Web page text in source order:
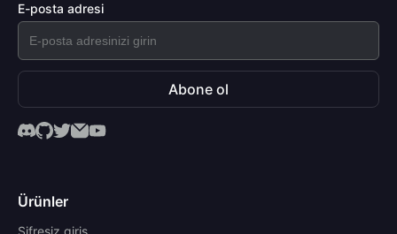
E-posta adresi
Abone ol
Ürünler
Şifresiz giriş